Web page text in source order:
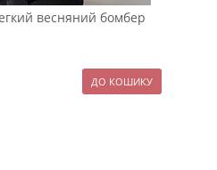
весняний бомбер